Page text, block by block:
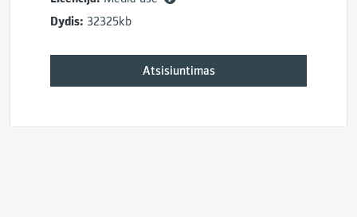
Dydis: 32325kb
Atsisiuntimas